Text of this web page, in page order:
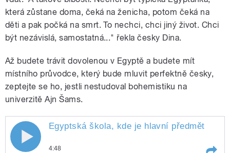
která zůstane doma, čeká na ženicha, potom čeká na
děti a pak počká na smrt. To nechci, chci jiný život. Chci
být nezávislá, samostatná..." řekla česky Dina.
Až budete trávit dovolenou v Egyptě a budete mít
místního průvodce, který bude mluvit perfektně česky,
zeptejte se ho, jestli nestudoval bohemistiku na
univerzitě Ajn Šams.
Egyptská škola, kde je hlavní předmět
4:48